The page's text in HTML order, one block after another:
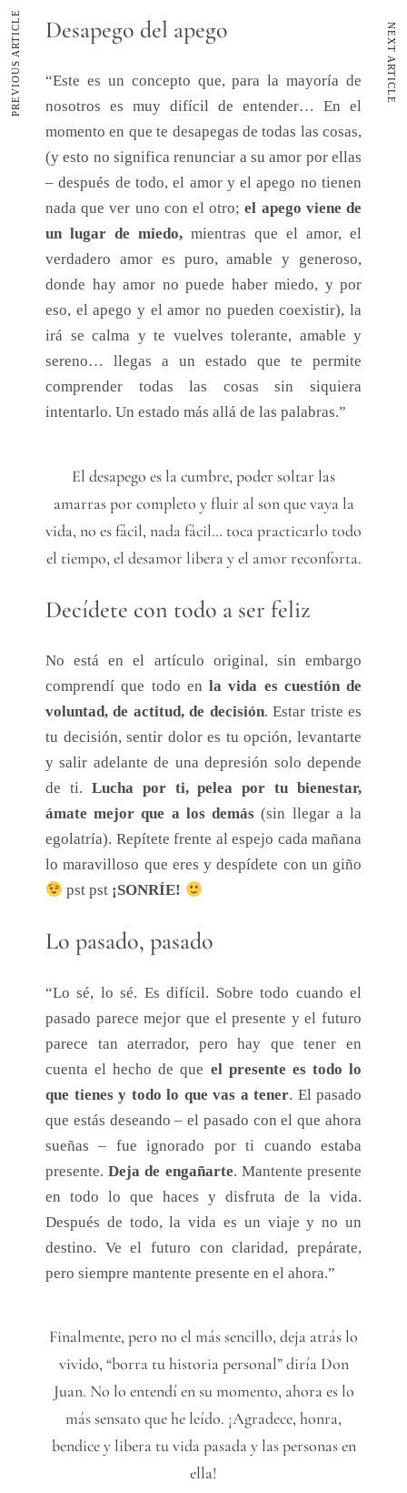
Desapego del apego
“Este es un concepto que, para la mayoría de
nosotros es muy difícil de entender… En el
momento en que te desapegas de todas las cosas,
(y esto no significa renunciar a su amor por ellas
– después de todo, el amor y el apego no tienen
nada que ver uno con el otro;el apego viene de
un lugar de miedo, mientras que el amor, el
verdadero amor es puro, amable y generoso,
donde hay amor no puede haber miedo, y por
eso, el apego y el amor no pueden coexistir), la
irá se calma y te vuelves tolerante, amable y
sereno… llegas a un estado que te permite
comprender todas las cosas sin siquiera
intentarlo. Un estado más allá de las palabras.”
El desapego es la cumbre, poder soltar las
amarras por completo y fluir al son que vaya la
vida, no es fácil, nada fácil… toca practicarlo todo
el tiempo, el desamor libera y el amor reconforta.
Decídete con todo a ser feliz
No está en el artículo original, sin embargo
comprendí que todo en la vida es cuestión de
voluntad, de actitud, de decisión. Estar triste es
tu decisión, sentir dolor es tu opción, levantarte
y salir adelante de una depresión solo depende
de ti. Lucha por ti, pelea por tu bienestar,
ámate mejor que a los demás (sin llegar a la
egolatría). Repítete frente al espejo cada mañana
lo maravilloso que eres y despídete con un giño
pst pst ¡SONRÍE!
Lo pasado, pasado
“Lo sé, lo sé. Es difícil. Sobre todo cuando el
pasado parece mejor que el presente y el futuro
parece tan aterrador, pero hay que tener en
cuenta el hecho de que el presente es todo lo
que tienes y todo lo que vas a tener. El pasado
que estás deseando – el pasado con el que ahora
sueñas – fue ignorado por ti cuando estaba
presente.Deja de engañarte. Mantente presente
en todo lo que haces y disfruta de la vida.
Después de todo, la vida es un viaje y no un
destino. Ve el futuro con claridad, prepárate,
pero siempre mantente presente en el ahora.”
Finalmente, pero no el más sencillo, deja atrás lo
vivido, “borra tu historia personal” diría Don
Juan. No lo entendí en su momento, ahora es lo
más sensato que he leído. ¡Agradece, honra,
bendice y libera tu vida pasada y las personas en
ella!
PREVIOUS ARTICLE NEXT ARTICLE